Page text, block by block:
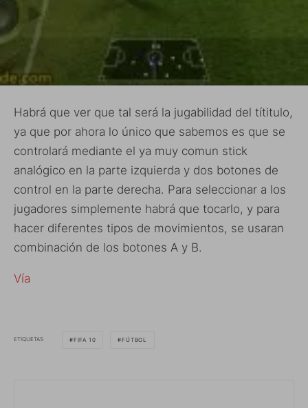
Habrá que ver que tal será la jugabilidad del títitulo,
ya que por ahora lo único que sabemos es que se
controlará mediante el ya muy comun stick
analógico en la parte izquierda y dos botones de
control en la parte derecha. Para seleccionar a los
jugadores simplemente habrá que tocarlo, y para
hacer diferentes tipos de movimientos, se usaran
combinación de los botones A y B.
Vía
ETIQUETAS FIFA 10 FÚTBOL